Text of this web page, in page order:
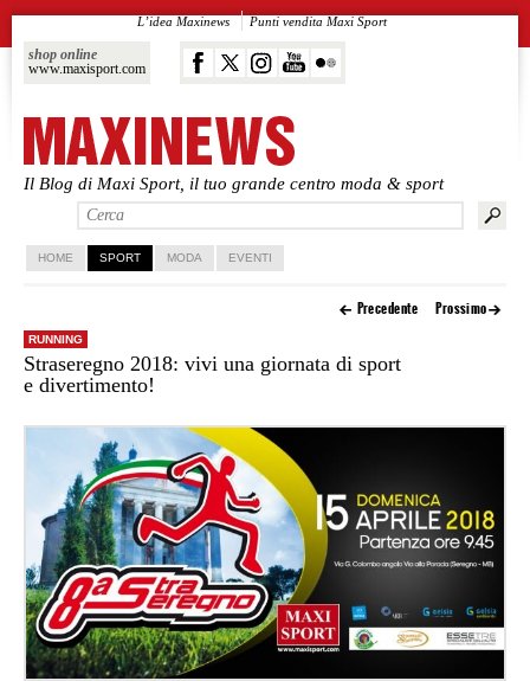
Il Blog di Maxi Sport, il tuo grande centro moda & sport
shop online
www.maxisport.com
L’idea Maxinews Punti vendita Maxi Sport
Vai al contenuto principale
Vai al contenuto secondario
HOME SPORT MODA EVENTI
Precedente Prossimo
RUNNING
Straseregno 2018: vivi una giornata di sport
e divertimento!